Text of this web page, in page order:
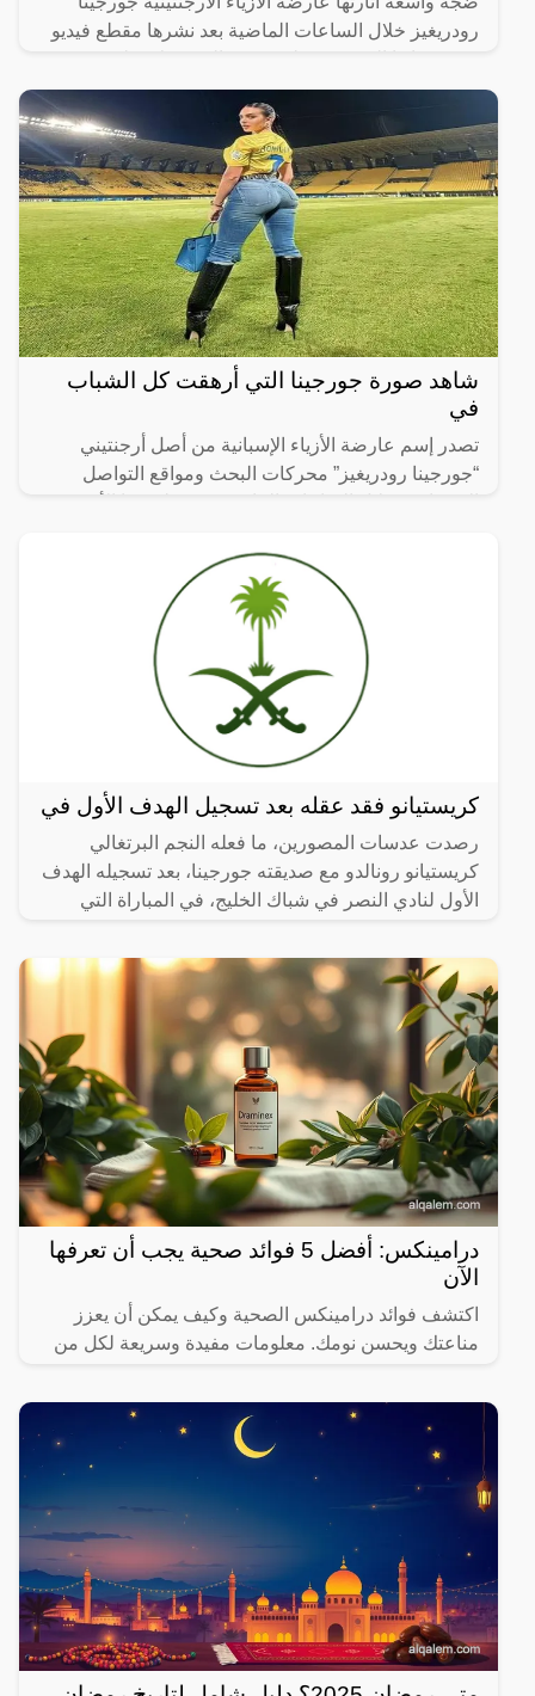
رودريغيز خلال الساعات الماضية بعد نشرها مقطع فيديو
وهي في
شاهد صورة جورجينا التي أرهقت كل الشباب
في
تصدر إسم عارضة الأزياء الإسبانية من أصل أرجنتيني
“جورجينا رودريغيز” محركات البحث ومواقع التواصل
كريستيانو فقد عقله بعد تسجيل الهدف الأول في
رصدت عدسات المصورين، ما فعله النجم البرتغالي
كريستيانو رونالدو مع صديقته جورجينا، بعد تسجيله الهدف
الأول لنادي النصر في شباك الخليج، في المباراة التي
درامينكس: أفضل 5 فوائد صحية يجب أن تعرفها
الآن
اكتشف فوائد درامينكس الصحية وكيف يمكن أن يعزز
مناعتك ويحسن نومك. معلومات مفيدة وسريعة لكل من